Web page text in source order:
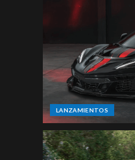
LANZAMIENTOS